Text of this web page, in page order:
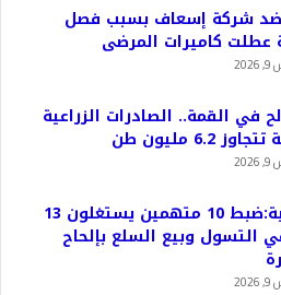
شركة إسعاف بسبب فصل
كاميرات المرضى
في القمة.. الصادرات الزراعية
6.2 مليون طن
الداخلية:ضبط 10 متهمين يستغلون 13
التسول وبيع السلع بإلحاح